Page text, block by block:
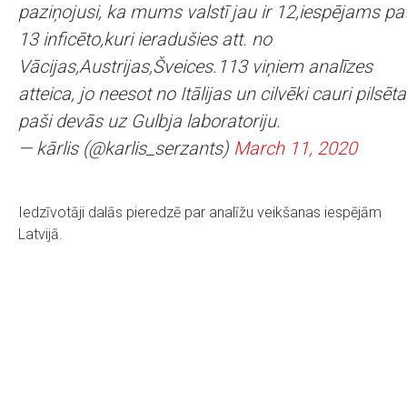
paziņojusi, ka mums valstī jau ir 12,iespējams
13 inficēto,kuri ieradušies att. no
Vācijas,Austrijas,Šveices.113 viņiem analīzes
atteica, jo neesot no Itālijas un cilvēki cauri
paši devās uz Gulbja laboratoriju.
— kārlis (@karlis_serzants) March 11, 2020
Iedzīvotāji dalās pieredzē par analīžu veikšanas iespējām
Latvijā.